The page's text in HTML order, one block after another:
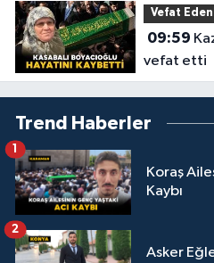
Vefat
09:59
vefat etti
Trend Haberler
Koraş
Kaybı
1
Asker
2